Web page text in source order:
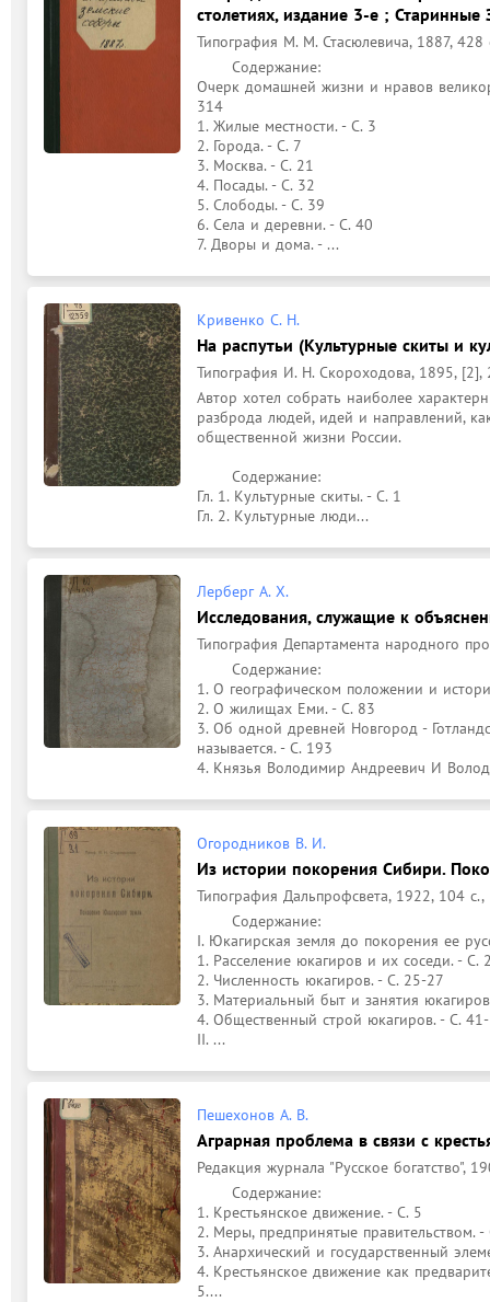
столетиях, издание 3-е ;
Типография М. М. Стасюлевича, 1887, 428
Очерк домашней жизни и нравов
314
1. Жилые местности. - С. 3
2. Города. - С. 7
3. Москва. - С. 21
4. Посады. - С. 32
5. Слободы. - С. 39
6. Села и деревни. - С. 40
7. Дворы и дома. - ...
Кривенко С. Н.
На распутьи (Культурные скиты и
Типография И. Н. Скороходова, 1895, [2],
Автор хотел собрать наиболее
разброда людей, идей и направлений,
общественной жизни России.
Гл. 1. Культурные скиты. - С. 1
Гл. 2. Культурные люди...
Лерберг А. Х.
Исследования, служащие к
Типография Департамента народного
1. О географическом положении и
2. О жилищах Еми. - С. 83
3. Об одной древней Новгород -
называется. - С. 193
4. Князья Володимир Андреевич И
Огородников В. И.
Из истории покорения Сибири.
Типография Дальпрофсвета, 1922, 104 с.,
I. Юкагирская земля до покорения ее
1. Расселение юкагиров и их соседи. - С.
2. Численность юкагиров. - С. 25-27
3. Материальный быт и занятия
4. Общественный строй юкагиров. - С.
II. ...
Пешехонов А. В.
Аграрная проблема в связи с
Редакция журнала "Русское богатство",
1. Крестьянское движение. - С. 5
2. Меры, предпринятые правительством. -
3. Анархический и государственный
4. Крестьянское движение как
5....